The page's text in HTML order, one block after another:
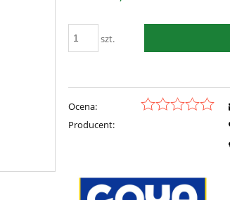
szt.
Ocena:
Producent: